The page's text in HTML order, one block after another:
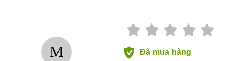
M
Đã mua hàng